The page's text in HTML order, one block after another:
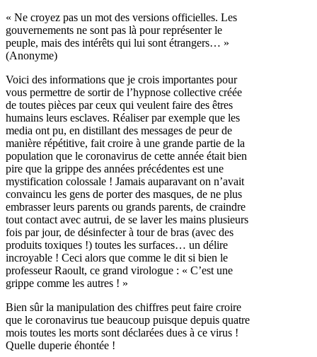
« Ne croyez pas un mot des versions officielles. Les
gouvernements ne sont pas là pour représenter le
peuple, mais des intérêts qui lui sont étrangers… »
(Anonyme)
Voici des informations que je crois importantes pour
vous permettre de sortir de l’hypnose collective créée
de toutes pièces par ceux qui veulent faire des êtres
humains leurs esclaves. Réaliser par exemple que les
media ont pu, en distillant des messages de peur de
manière répétitive, fait croire à une grande partie de la
population que le coronavirus de cette année était bien
pire que la grippe des années précédentes est une
mystification colossale ! Jamais auparavant on n’avait
convaincu les gens de porter des masques, de ne plus
embrasser leurs parents ou grands parents, de craindre
tout contact avec autrui, de se laver les mains plusieurs
fois par jour, de désinfecter à tour de bras (avec des
produits toxiques !) toutes les surfaces… un délire
incroyable ! Ceci alors que comme le dit si bien le
professeur Raoult, ce grand virologue : « C’est une
grippe comme les autres ! »
Bien sûr la manipulation des chiffres peut faire croire
que le coronavirus tue beaucoup puisque depuis quatre
mois toutes les morts sont déclarées dues à ce virus !
Quelle duperie éhontée !